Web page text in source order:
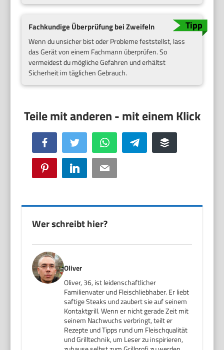
Fachkundige Überprüfung bei Zweifeln
Wenn du unsicher bist oder Probleme feststellst, lass
das Gerät von einem Fachmann überprüfen. So
vermeidest du mögliche Gefahren und erhältst
Sicherheit im täglichen Gebrauch.
Facebook Twitter WhatsApp Telegram Buffer
Pinterest LinkedIn Email
Wer schreibt hier?
Oliver
Oliver, 36, ist leidenschaftlicher
Familienvater und Fleischliebhaber. Er liebt
saftige Steaks und zaubert sie auf seinem
Kontaktgrill. Wenn er nicht gerade Zeit mit
seinem Nachwuchs verbringt, teilt er
Rezepte und Tipps rund um Fleischqualität
und Grilltechnik, um Leser zu inspirieren,